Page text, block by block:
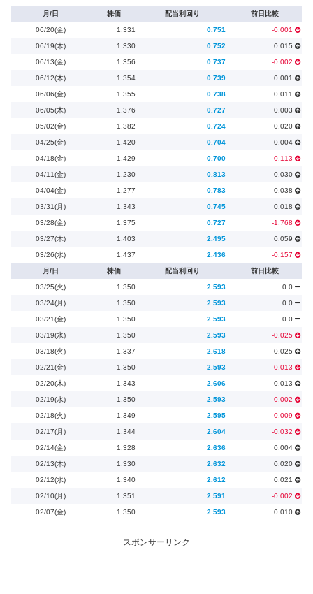
月/日 株価 配当利回り 前日比較
06/20(金) 1,331 0.751 -0.001
06/19(木) 1,330 0.752 0.015
06/13(金) 1,356 0.737 -0.002
06/12(木) 1,354 0.739 0.001
06/06(金) 1,355 0.738 0.011
06/05(木) 1,376 0.727 0.003
05/02(金) 1,382 0.724 0.020
04/25(金) 1,420 0.704 0.004
04/18(金) 1,429 0.700 -0.113
04/11(金) 1,230 0.813 0.030
04/04(金) 1,277 0.783 0.038
03/31(月) 1,343 0.745 0.018
03/28(金) 1,375 0.727 -1.768
03/27(木) 1,403 2.495 0.059
03/26(水) 1,437 2.436 -0.157
月/日 株価 配当利回り 前日比較
03/25(火) 1,350 2.593 0.0
03/24(月) 1,350 2.593 0.0
03/21(金) 1,350 2.593 0.0
03/19(水) 1,350 2.593 -0.025
03/18(火) 1,337 2.618 0.025
02/21(金) 1,350 2.593 -0.013
02/20(木) 1,343 2.606 0.013
02/19(水) 1,350 2.593 -0.002
02/18(火) 1,349 2.595 -0.009
02/17(月) 1,344 2.604 -0.032
02/14(金) 1,328 2.636 0.004
02/13(木) 1,330 2.632 0.020
02/12(水) 1,340 2.612 0.021
02/10(月) 1,351 2.591 -0.002
02/07(金) 1,350 2.593 0.010
スポンサーリンク